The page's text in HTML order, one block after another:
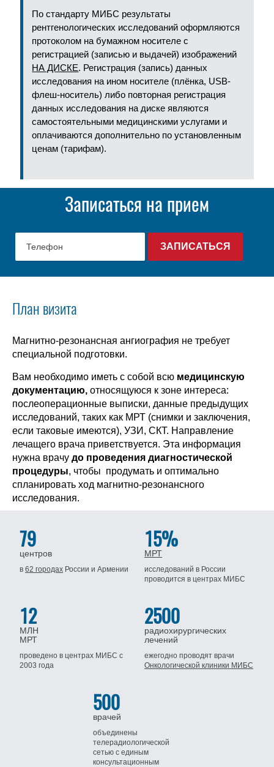
По стандарту МИБС результаты
рентгенологических исследований оформляются
протоколом на бумажном носителе с
регистрацией (записью и выдачей) изображений
НА ДИСКЕ. Регистрация (запись) данных
исследования на ином носителе (плёнка, USB-
флеш-носитель) либо повторная регистрация
данных исследования на диске являются
самостоятельными медицинскими услугами и
оплачиваются дополнительно по установленным
ценам (тарифам).
Записаться на прием
План визита
Магнитно-резонансная ангиография не требует
специальной подготовки.
Вам необходимо иметь с собой всю медицинскую
документацию, относящуюся к зоне интереса:
послеоперационные выписки, данные предыдущих
исследований, таких как МРТ (снимки и заключения,
если таковые имеются), УЗИ, СКТ. Направление
лечащего врача приветствуется. Эта информация
нужна врачу до проведения диагностической
процедуры, чтобы продумать и оптимально
спланировать ход магнитно-резонансного
исследования.
79
центров
в62 городах Россиии Армении
15%
МРТ
исследований в России
проводится в центрах МИБС
12
МЛН
МРТ
проведено в центрах МИБСс
2003 года
2500
радиохирургических
лечений
ежегодно проводят врачи
Онкологической клиники МИБС
500
врачей
объединены
телерадиологической
сетью с единым
консультационным